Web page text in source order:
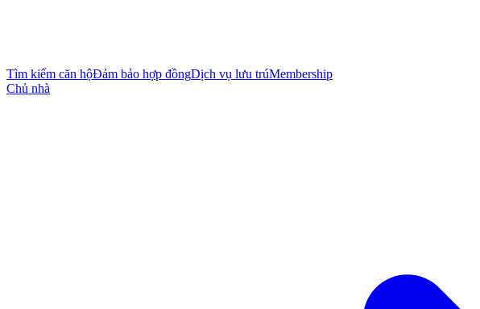
Tìm kiếm căn hộĐảm bảo hợp đồngDịch vụ lưu trúMembership
Chủ nhà